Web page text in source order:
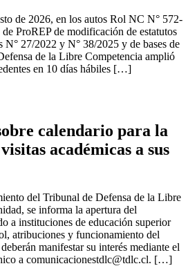
de 2026, en los autos Rol NC N° 572-
ProREP de modificación de estatutos
N° 27/2022 y N° 38/2025 y de bases de
de la Libre Competencia amplió
en 10 días hábiles […]
calendario para la
académicas a sus
del Tribunal de Defensa de la Libre
se informa la apertura del
a instituciones de educación superior
atribuciones y funcionamiento del
manifestar su interés mediante el
a comunicacionestdlc@tdlc.cl. […]